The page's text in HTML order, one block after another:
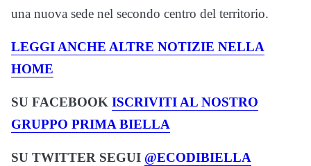
una nuova sede nel secondo centro del territorio.
LEGGI ANCHE ALTRE NOTIZIE NELLA
HOME
SU FACEBOOK ISCRIVITI AL NOSTRO
GRUPPO PRIMA BIELLA
SU TWITTER SEGUI @ECODIBIELLA